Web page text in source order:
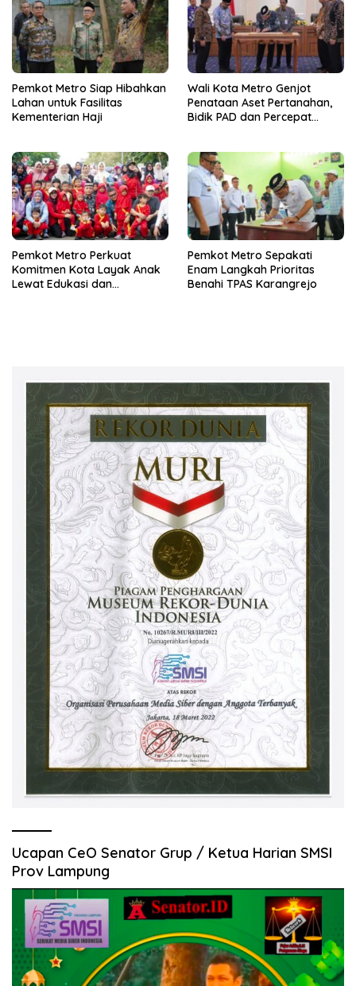
Pemkot Metro Siap Hibahkan
Lahan untuk Fasilitas
Kementerian Haji
Wali Kota Metro Genjot
Penataan Aset Pertanahan,
Bidik PAD dan Percepat
Pemkot Metro Perkuat
Komitmen Kota Layak Anak
Lewat Edukasi dan
Pemkot Metro Sepakati
Enam Langkah Prioritas
Benahi TPAS Karangrejo
Ucapan CeO Senator Grup / Ketua Harian SMSI
Prov Lampung